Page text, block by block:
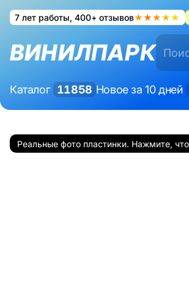
7 лет работы, 400+ отзывов★★★★★
ВИНИЛПАРК
Каталог 11858 Новое за 10 дней
Реальные фото пластинки. Нажмите,